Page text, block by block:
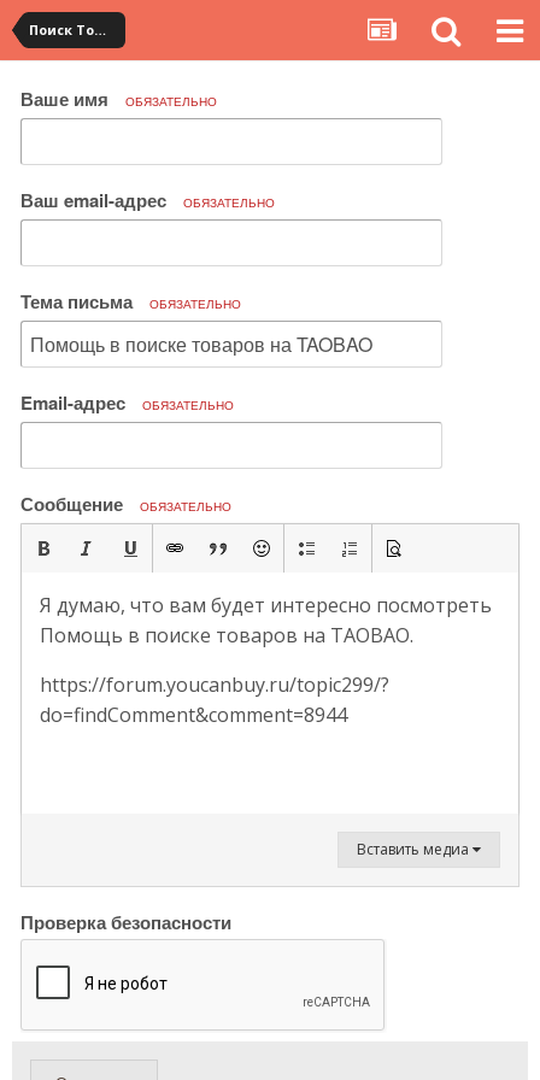
Поиск Товара
Ваше имя ОБЯЗАТЕЛЬНО
Ваш email-адрес ОБЯЗАТЕЛЬНО
Тема письма ОБЯЗАТЕЛЬНО
Email-адрес ОБЯЗАТЕЛЬНО
Сообщение ОБЯЗАТЕЛЬНО
Я думаю, что вам будет интересно посмотреть
Помощь в поиске товаров на TAOBAO.
https://forum.youcanbuy.ru/topic299/?
do=findComment&comment=8944
Вставить медиа
Проверка безопасности